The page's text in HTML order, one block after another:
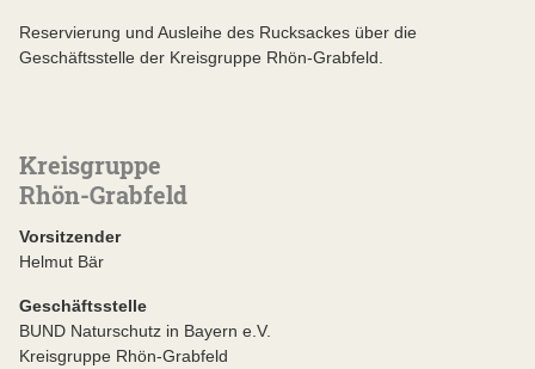
Reservierung und Ausleihe des Rucksackes über die
Geschäftsstelle der Kreisgruppe Rhön-Grabfeld.
Kreisgruppe
Rhön-Grabfeld
Vorsitzender
Helmut Bär
Geschäftsstelle
BUND Naturschutz in Bayern e.V.
Kreisgruppe Rhön-Grabfeld